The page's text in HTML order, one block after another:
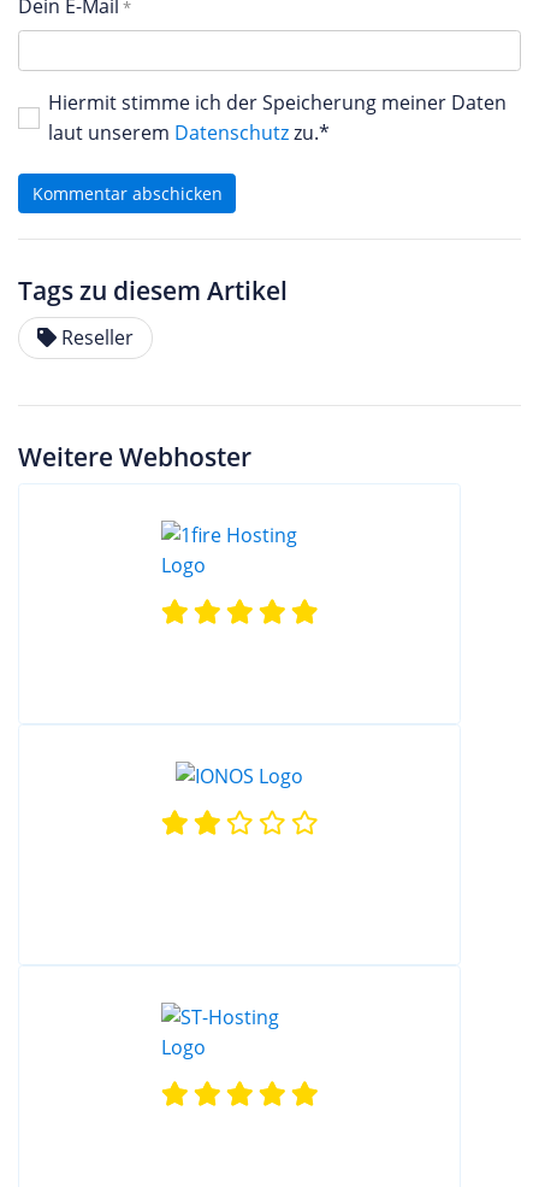
Dein E-Mail
Hiermit stimme ich der Speicherung meiner Daten
laut unserem Datenschutzzu.*
Kommentar abschicken
Tags zu diesem Artikel
Reseller
Weitere Webhoster